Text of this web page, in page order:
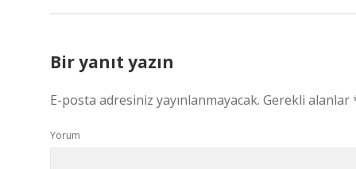
Bir yanıt yazın
E-posta adresiniz yayınlanmayacak. Gerekli alanlar
Yorum